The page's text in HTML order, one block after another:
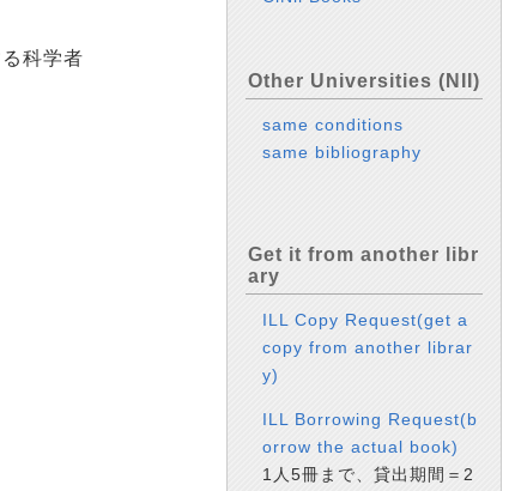
科学者
Other Universities (NII)
same conditions
same bibliography
Get it from another libr
ary
ILL Copy Request(get a
copy from another librar
y)
ILL Borrowing Request(b
orrow the actual book)
1人5冊まで、貸出期間＝2